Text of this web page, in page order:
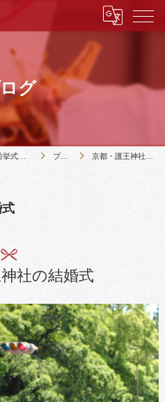
グ
神社・寺院で結婚式のことなら神前挙式専門店三々九度 ブログ 京都・護王神社の結婚式
社の結婚式